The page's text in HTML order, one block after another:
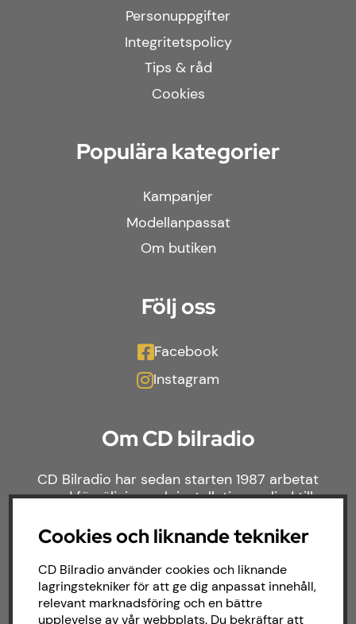
Personuppgifter
Integritetspolicy
Tips & råd
Cookies
Populära kategorier
Kampanjer
Modellanpassat
Om butiken
Följ oss
Facebook
Instagram
Om CD bilradio
CD Bilradio har sedan starten 1987 arbetat
med försäljning och installation av ljud till
brett sortiment av billjud till alla typer av
bilmärken och behov.
Cookies och liknande tekniker
CD Bilradio använder cookies och liknande
lagringstekniker för att ge dig anpassat innehåll,
relevant marknadsföring och en bättre
upplevelse av vår webbplats. Du bekräftar att